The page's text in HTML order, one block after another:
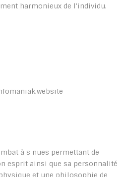
harmonieux de l'individu.
à s nues permettant de
esprit ainsi que sa personnalité
et une philosophie de